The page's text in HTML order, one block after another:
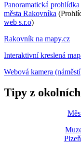
Panoramatická prohlídka
města Rakovníka
web s.r.o)
Rakovník na mapy.cz
Interaktivní kreslená
Webová kamera
Tipy z